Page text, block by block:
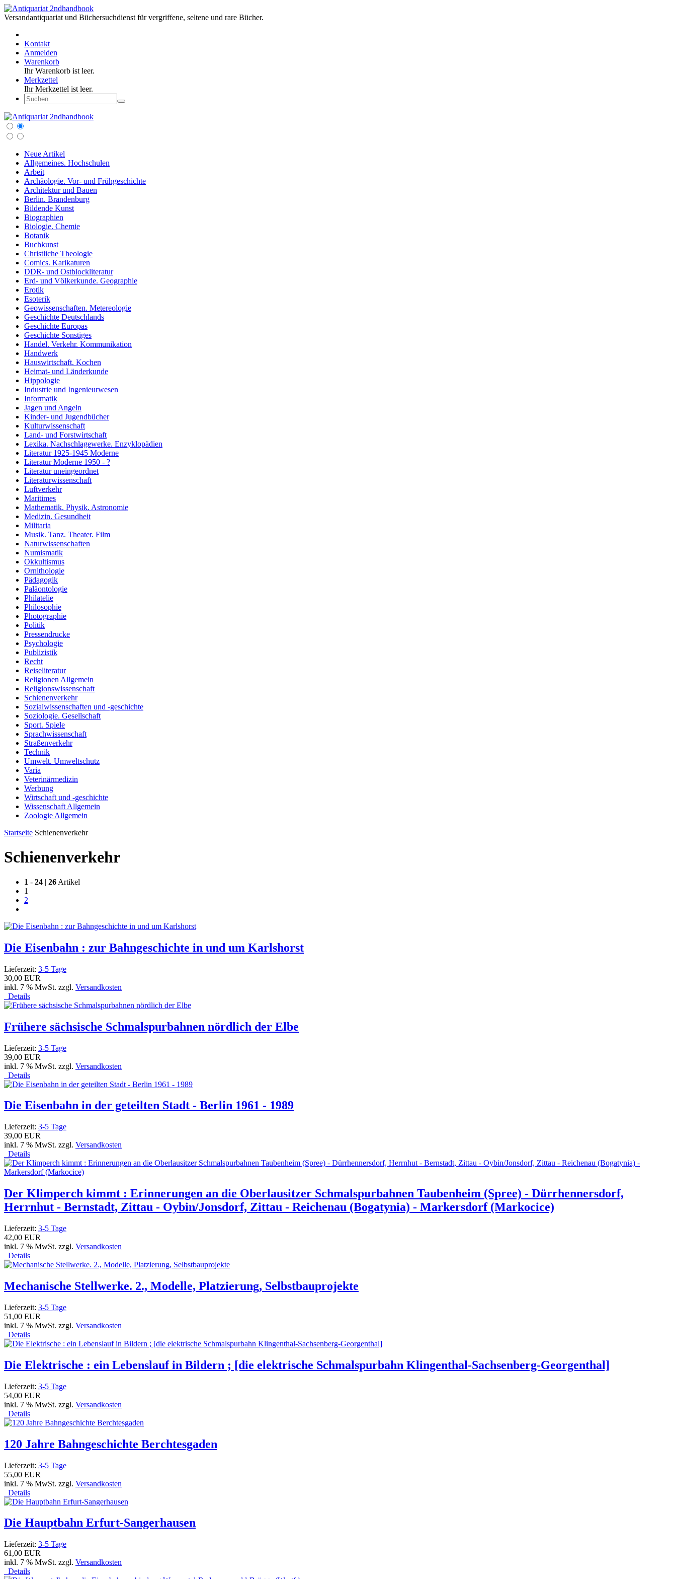
Versandantiquariat und Büchersuchdienst für vergriffene, seltene und rare Bücher.
Kontakt
Anmelden
Warenkorb
Ihr Warenkorb ist leer.
Merkzettel
Ihr Merkzettel ist leer.
Neue Artikel
Allgemeines. Hochschulen
Arbeit
Archäologie. Vor- und Frühgeschichte
Architektur und Bauen
Berlin. Brandenburg
Bildende Kunst
Biographien
Biologie. Chemie
Botanik
Buchkunst
Christliche Theologie
Comics. Karikaturen
DDR- und Ostblockliteratur
Erd- und Völkerkunde. Geographie
Erotik
Esoterik
Geowissenschaften. Metereologie
Geschichte Deutschlands
Geschichte Europas
Geschichte Sonstiges
Handel. Verkehr. Kommunikation
Handwerk
Hauswirtschaft. Kochen
Heimat- und Länderkunde
Hippologie
Industrie und Ingenieurwesen
Informatik
Jagen und Angeln
Kinder- und Jugendbücher
Kulturwissenschaft
Land- und Forstwirtschaft
Lexika. Nachschlagewerke. Enzyklopädien
Literatur 1925-1945 Moderne
Literatur Moderne 1950 - ?
Literatur uneingeordnet
Literaturwissenschaft
Luftverkehr
Maritimes
Mathematik. Physik. Astronomie
Medizin. Gesundheit
Militaria
Musik. Tanz. Theater. Film
Naturwissenschaften
Numismatik
Okkultismus
Ornithologie
Pädagogik
Paläontologie
Philatelie
Philosophie
Photographie
Politik
Pressendrucke
Psychologie
Publizistik
Recht
Reiseliteratur
Religionen Allgemein
Religionswissenschaft
Schienenverkehr
Sozialwissenschaften und -geschichte
Soziologie. Gesellschaft
Sport. Spiele
Sprachwissenschaft
Straßenverkehr
Technik
Umwelt. Umweltschutz
Varia
Veterinärmedizin
Werbung
Wirtschaft und -geschichte
Wissenschaft Allgemein
Zoologie Allgemein
Startseite Schienenverkehr
Schienenverkehr
1 - 24 | 26 Artikel
1
2
Die Eisenbahn : zur Bahngeschichte in und um Karlshorst
Lieferzeit: 3-5 Tage
30,00 EUR
inkl. 7 % MwSt. zzgl. Versandkosten
Details
Frühere sächsische Schmalspurbahnen nördlich der Elbe
Lieferzeit: 3-5 Tage
39,00 EUR
inkl. 7 % MwSt. zzgl. Versandkosten
Details
Die Eisenbahn in der geteilten Stadt - Berlin 1961 - 1989
Lieferzeit: 3-5 Tage
39,00 EUR
inkl. 7 % MwSt. zzgl. Versandkosten
Details
Der Klimperch kimmt : Erinnerungen an die Oberlausitzer Schmalspurbahnen Taubenheim (Spree) - Dürrhennersdorf,
Herrnhut - Bernstadt, Zittau - Oybin/Jonsdorf, Zittau - Reichenau (Bogatynia) - Markersdorf (Markocice)
Lieferzeit: 3-5 Tage
42,00 EUR
inkl. 7 % MwSt. zzgl. Versandkosten
Details
Mechanische Stellwerke. 2., Modelle, Platzierung, Selbstbauprojekte
Lieferzeit: 3-5 Tage
51,00 EUR
inkl. 7 % MwSt. zzgl. Versandkosten
Details
Die Elektrische : ein Lebenslauf in Bildern ; [die elektrische Schmalspurbahn Klingenthal-Sachsenberg-Georgenthal]
Lieferzeit: 3-5 Tage
54,00 EUR
inkl. 7 % MwSt. zzgl. Versandkosten
Details
120 Jahre Bahngeschichte Berchtesgaden
Lieferzeit: 3-5 Tage
55,00 EUR
inkl. 7 % MwSt. zzgl. Versandkosten
Details
Die Hauptbahn Erfurt-Sangerhausen
Lieferzeit: 3-5 Tage
61,00 EUR
inkl. 7 % MwSt. zzgl. Versandkosten
Details